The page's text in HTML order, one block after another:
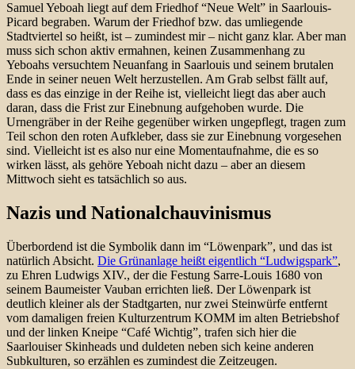
Samuel Yeboah liegt auf dem Friedhof “Neue Welt” in Saarlouis-
Picard begraben. Warum der Friedhof bzw. das umliegende
Stadtviertel so heißt, ist – zumindest mir – nicht ganz klar. Aber man
muss sich schon aktiv ermahnen, keinen Zusammenhang zu
Yeboahs versuchtem Neuanfang in Saarlouis und seinem brutalen
Ende in seiner neuen Welt herzustellen. Am Grab selbst fällt auf,
dass es das einzige in der Reihe ist, vielleicht liegt das aber auch
daran, dass die Frist zur Einebnung aufgehoben wurde. Die
Urnengräber in der Reihe gegenüber wirken ungepflegt, tragen zum
Teil schon den roten Aufkleber, dass sie zur Einebnung vorgesehen
sind. Vielleicht ist es also nur eine Momentaufnahme, die es so
wirken lässt, als gehöre Yeboah nicht dazu – aber an diesem
Mittwoch sieht es tatsächlich so aus.
Nazis und Nationalchauvinismus
Überbordend ist die Symbolik dann im “Löwenpark”, und das ist
natürlich Absicht. Die Grünanlage heißt eigentlich “Ludwigspark”,
zu Ehren Ludwigs XIV., der die Festung Sarre-Louis 1680 von
seinem Baumeister Vauban errichten ließ. Der Löwenpark ist
deutlich kleiner als der Stadtgarten, nur zwei Steinwürfe entfernt
vom damaligen freien Kulturzentrum KOMM im alten Betriebshof
und der linken Kneipe “Café Wichtig”, trafen sich hier die
Saarlouiser Skinheads und duldeten neben sich keine anderen
Subkulturen, so erzählen es zumindest die Zeitzeugen.